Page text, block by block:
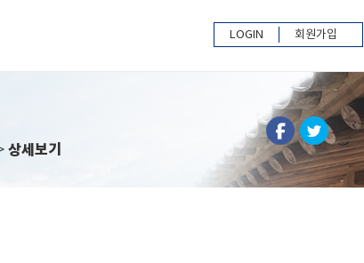
LOGIN 회원가입
상세보기